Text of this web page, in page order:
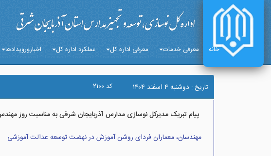
خانه معرفی خدمات معرفی اداره کل عملکرد اداره کل اخبارورویدادها
تاریخ : دوشنبه ۴ اسفند ۱۴۰۴ کد ۲۱۰۰
پیام تبریک مدیرکل نوسازی مدارس آذربایجان شرقی به مناسبت روز
مهندسان، معماران فردای روشن آموزش در نهضت توسعه عدالت آموزشی